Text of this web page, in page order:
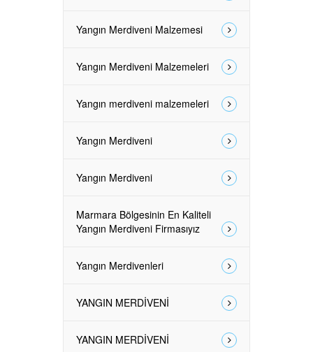
Yangın Merdiveni Malzemesi
Yangın Merdiveni Malzemeleri
Yangın merdiveni malzemeleri
Yangın Merdiveni
Yangın Merdiveni
Marmara Bölgesinin En Kaliteli
Yangın Merdiveni Firmasıyız
Yangın Merdivenleri
YANGIN MERDİVENİ
YANGIN MERDİVENİ